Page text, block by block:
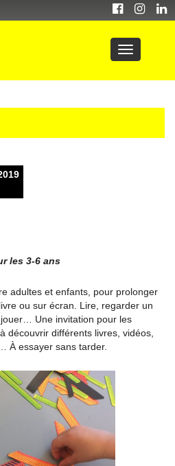
les 3-6 ans
adultes et enfants, pour prolonger
ou sur écran. Lire, regarder un
Une invitation pour les
découvrir différents livres, vidéos,
À essayer sans tarder.